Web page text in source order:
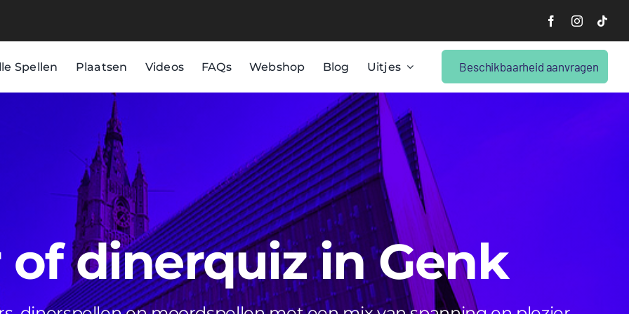
Spellen Plaatsen Videos FAQs Webshop Blog Uitjes Beschikbaarheid aanvragen
dinerquiz in Genk